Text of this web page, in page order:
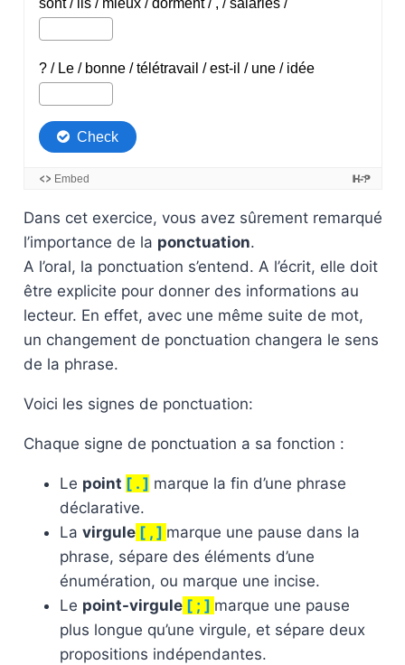
Dans cet exercice, vous avez sûrement remarqué
l’importance de la ponctuation.
A l’oral, la ponctuation s’entend. A l’écrit, elle doit
être explicite pour donner des informations au
lecteur. En effet, avec une même suite de mot,
un changement de ponctuation changera le sens
de la phrase.
Voici les signes de ponctuation:
Chaque signe de ponctuation a sa fonction :
Le point [ . ] marque la fin d’une phrase
déclarative.
La virgule [ , ] marque une pause dans la
phrase, sépare des éléments d’une
énumération, ou marque une incise.
Le point-virgule [ ; ] marque une pause
plus longue qu’une virgule, et sépare deux
propositions indépendantes.